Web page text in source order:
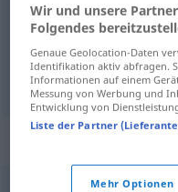
spennafrá
hvílasig,takasérfrí
Wir und unsere
Folgendes
Genaue Geolocation-Daten
Identifikation aktiv abfragen.
Informationen auf einem
Messung von Werbung und
Entwicklung von
Liste der Partner
Mehr Optionen